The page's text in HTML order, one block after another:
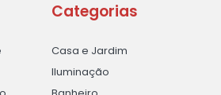
Categorias
Casa e Jardim
Iluminação